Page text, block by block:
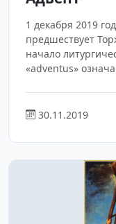
1 декабря 2019
предшествует
начало
«adventus»
30.11.2019